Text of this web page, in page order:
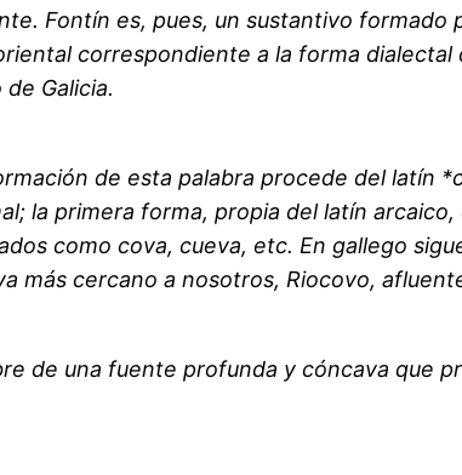
Fontín es, pues, un sustantivo
correspondiente a la forma
Galicia.
de esta palabra procede del latín
la primera forma, propia del latín
como cova, cueva, etc. En gallego
más cercano a nosotros, Riocovo,
de una fuente profunda y cóncava que